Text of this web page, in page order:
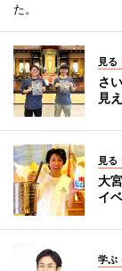
た。
見る
さ
見
見る
大
イ
学ぶ